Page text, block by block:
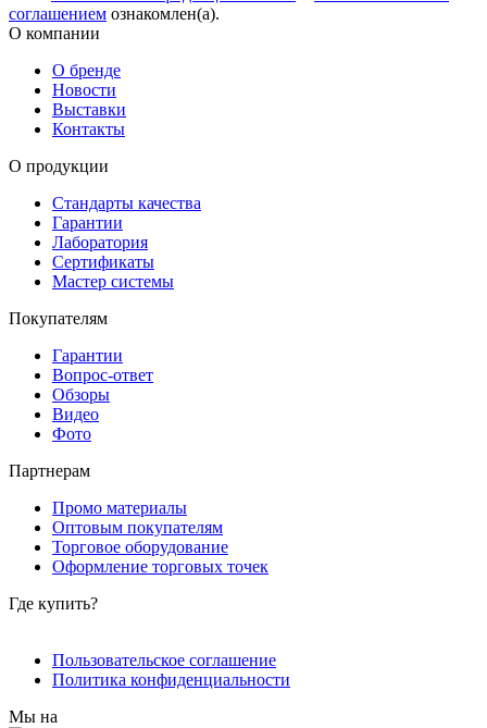
соглашением ознакомлен(а).
О компании
О бренде
Новости
Выставки
Контакты
О продукции
Стандарты качества
Гарантии
Лаборатория
Сертификаты
Мастер системы
Покупателям
Гарантии
Вопрос-ответ
Обзоры
Видео
Фото
Партнерам
Промо материалы
Оптовым покупателям
Торговое оборудование
Оформление торговых точек
Где купить?
Пользовательское соглашение
Политика конфиденциальности
Мы на